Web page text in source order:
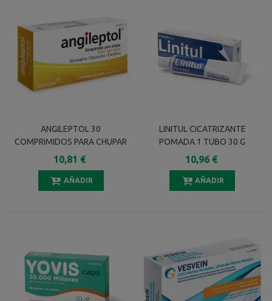
ANGILEPTOL 30
COMPRIMIDOS PARA CHUPAR
(SABOR MIEL-LIMON)
10,81 €
AÑADIR
LINITUL CICATRIZANTE
POMADA 1 TUBO 30 G
10,96 €
AÑADIR